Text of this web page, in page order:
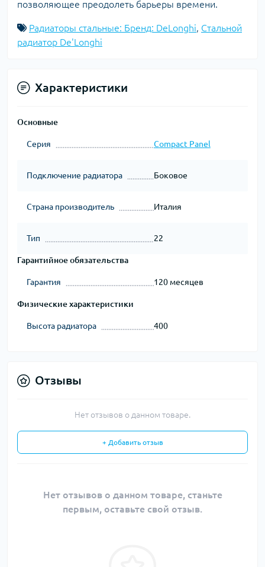
позволяющее преодолеть барьеры времени.
Радиаторы стальные: Бренд: DeLonghi, Стальной
радиатор De'Longhi
Характеристики
Основные
Серия Compact Panel
Подключение радиатора Боковое
Страна производитель Италия
Тип 22
Гарантийное обязательства
Гарантия 120 месяцев
Физические характеристики
Высота радиатора 400
Отзывы
Нет отзывов о данном товаре.
+ Добавить отзыв
Нет отзывов о данном товаре, станьте
первым, оставьте свой отзыв.